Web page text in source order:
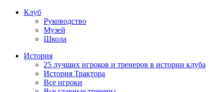
Клуб
Руководство
Музей
Школа
История
25 лучших игроков и тренеров в истории клуба
История Трактора
Все игроки